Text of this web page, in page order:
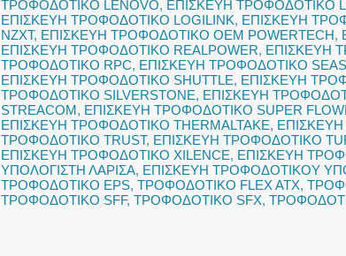
ΤΡΟΦΟΔΟΤΙΚΟ LENOVO, ΕΠΙΣΚΕΥΗ ΤΡΟΦΟΔΟΤΙΚΟ
ΕΠΙΣΚΕΥΗ ΤΡΟΦΟΔΟΤΙΚΟ LOGILINK, ΕΠΙΣΚΕΥΗ
NZXT, ΕΠΙΣΚΕΥΗ ΤΡΟΦΟΔΟΤΙΚΟ OEM POWERTECH,
ΕΠΙΣΚΕΥΗ ΤΡΟΦΟΔΟΤΙΚΟ REALPOWER, ΕΠΙΣΚΕΥΗ
ΤΡΟΦΟΔΟΤΙΚΟ RPC, ΕΠΙΣΚΕΥΗ ΤΡΟΦΟΔΟΤΙΚΟ
ΕΠΙΣΚΕΥΗ ΤΡΟΦΟΔΟΤΙΚΟ SHUTTLE, ΕΠΙΣΚΕΥΗ
ΤΡΟΦΟΔΟΤΙΚΟ SILVERSTONE, ΕΠΙΣΚΕΥΗ
STREACOM, ΕΠΙΣΚΕΥΗ ΤΡΟΦΟΔΟΤΙΚΟ SUPER
ΕΠΙΣΚΕΥΗ ΤΡΟΦΟΔΟΤΙΚΟ THERMALTAKE,
ΤΡΟΦΟΔΟΤΙΚΟ TRUST, ΕΠΙΣΚΕΥΗ ΤΡΟΦΟΔΟΤΙΚΟ
ΕΠΙΣΚΕΥΗ ΤΡΟΦΟΔΟΤΙΚΟ XILENCE, ΕΠΙΣΚΕΥΗ
ΥΠΟΛΟΓΙΣΤΗ ΛΑΡΙΣΑ, ΕΠΙΣΚΕΥΗ ΤΡΟΦΟΔΟΤΙΚΟΥ
ΤΡΟΦΟΔΟΤΙΚΟ EPS, ΤΡΟΦΟΔΟΤΙΚΟ FLEX ATX,
ΤΡΟΦΟΔΟΤΙΚΟ SFF, ΤΡΟΦΟΔΟΤΙΚΟ SFX,